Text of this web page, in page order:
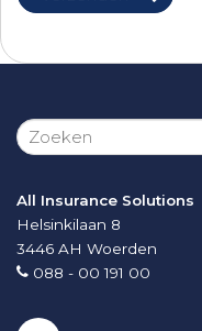
All Insurance Solutions
Helsinkilaan 8
3446 AH Woerden
088 - 00 191 00